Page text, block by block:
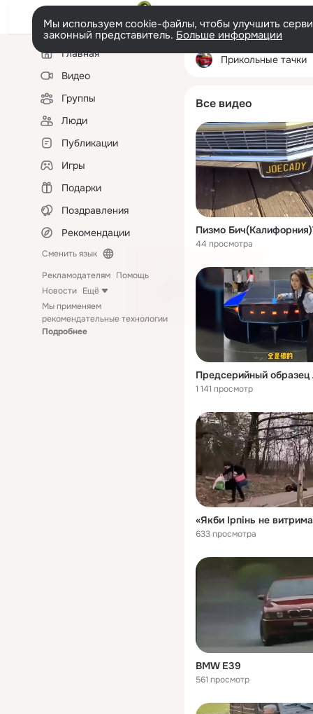
Мы используем cookie-файлы, чтобы улучшить
законный представитель. Больше информации
Левая
колонкаГлавная
Видео
Группы
Люди
Публикации
Игры
Подарки
Поздравления
Рекомендации
Сменить язык
Рекламодателям Помощь
Новости Ещё
Мы применяем
рекомендательные технологии
Подробнее
Прикольные тачки
Все видео
44 просмотра
1 141 просмотр
633 просмотра
BMW E39
561 просмотр